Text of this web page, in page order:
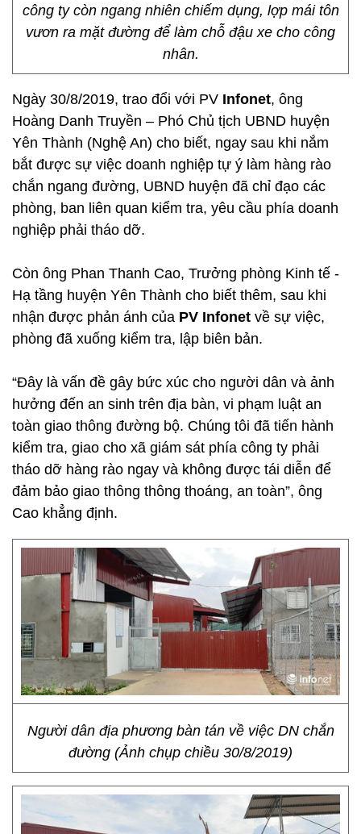
công ty còn ngang nhiên chiếm dụng, lợp mái tôn
vươn ra mặt đường để làm chỗ đậu xe cho công
nhân.
Ngày 30/8/2019, trao đổi với PV Infonet, ông
Hoàng Danh Truyền – Phó Chủ tịch UBND huyện
Yên Thành (Nghệ An) cho biết, ngay sau khi nắm
bắt được sự việc doanh nghiệp tự ý làm hàng rào
chắn ngang đường, UBND huyện đã chỉ đạo các
phòng, ban liên quan kiểm tra, yêu cầu phía doanh
nghiệp phải tháo dỡ.
Còn ông Phan Thanh Cao, Trưởng phòng Kinh tế -
Hạ tầng huyện Yên Thành cho biết thêm, sau khi
nhận được phản ánh của PV Infonet về sự việc,
phòng đã xuống kiểm tra, lập biên bản.
“Đây là vấn đề gây bức xúc cho người dân và ảnh
hưởng đến an sinh trên địa bàn, vi phạm luật an
toàn giao thông đường bộ. Chúng tôi đã tiến hành
kiểm tra, giao cho xã giám sát phía công ty phải
tháo dỡ hàng rào ngay và không được tái diễn để
đảm bảo giao thông thông thoáng, an toàn”, ông
Cao khẳng định.
Người dân địa phương bàn tán về việc DN chắn
đường (Ảnh chụp chiều 30/8/2019)